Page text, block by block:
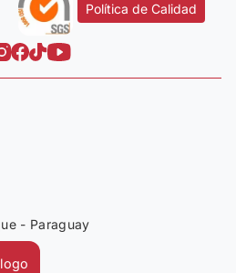
Política de Calidad
- Paraguay